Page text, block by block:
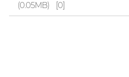
(0.05MB)
[0]